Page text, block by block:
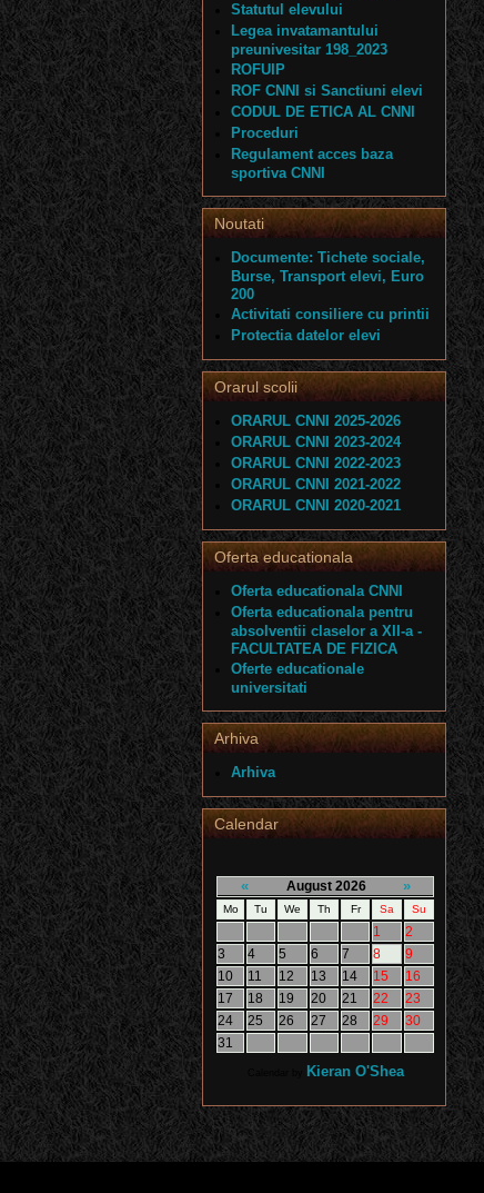
Statutul elevului
Legea invatamantului
preunivesitar 198_2023
ROFUIP
ROF CNNI si Sanctiuni elevi
CODUL DE ETICA AL CNNI
Proceduri
Regulament acces baza
sportiva CNNI
Noutati
Documente: Tichete sociale,
Burse, Transport elevi, Euro
200
Activitati consiliere cu printii
Protectia datelor elevi
Orarul scolii
ORARUL CNNI 2025-2026
ORARUL CNNI 2023-2024
ORARUL CNNI 2022-2023
ORARUL CNNI 2021-2022
ORARUL CNNI 2020-2021
Oferta educationala
Oferta educationala CNNI
Oferta educationala pentru
absolventii claselor a XII-a -
FACULTATEA DE FIZICA
Oferte educationale
universitati
Arhiva
Arhiva
Calendar
« August 2026 »
Mo Tu We Th Fr Sa Su
1
2
3
4 5 6 7 8
9
10
11 12 13 14 15
16
17
18 19 20 21 22
23
24
25 26 27 28 29
30
31
Kieran O'Shea